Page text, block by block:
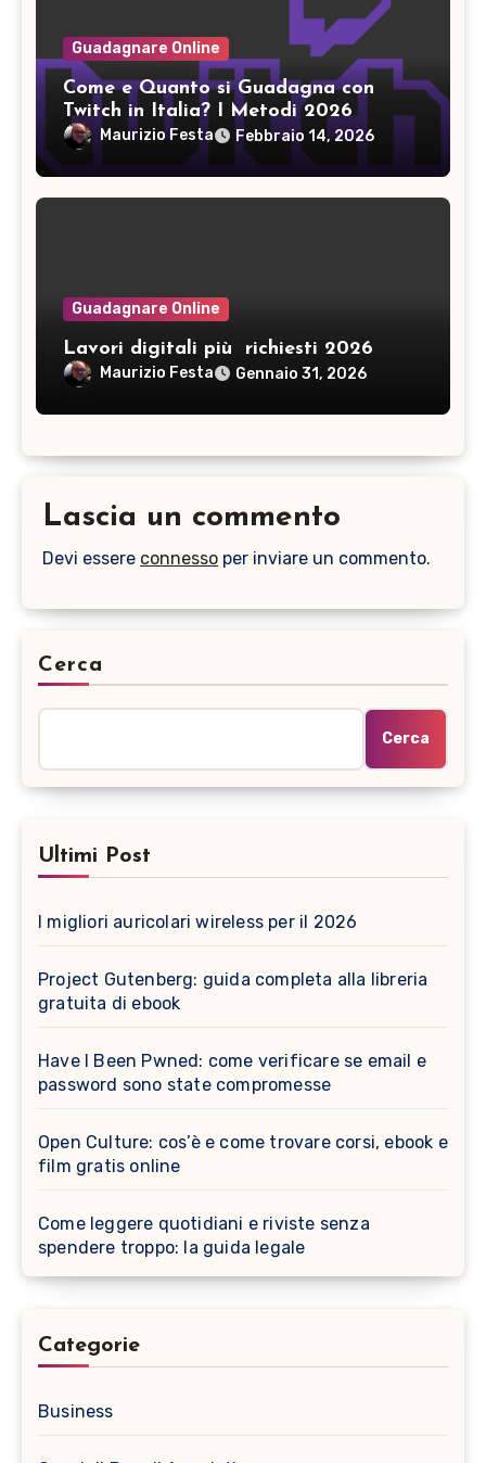
Guadagnare Online
Come e Quanto si Guadagna con
Twitch in Italia? I Metodi 2026
Maurizio Festa Febbraio 14, 2026
Guadagnare Online
Lavori digitali più richiesti 2026
Maurizio Festa Gennaio 31, 2026
Lascia un commento
Devi essere connesso per inviare un commento.
Cerca
Cerca
Ultimi Post
I migliori auricolari wireless per il 2026
Project Gutenberg: guida completa alla libreria
gratuita di ebook
Have I Been Pwned: come verificare se email e
password sono state compromesse
Open Culture: cos’è e come trovare corsi, ebook e
film gratis online
Come leggere quotidiani e riviste senza
spendere troppo: la guida legale
Categorie
Business